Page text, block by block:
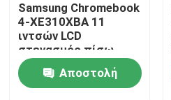
Σπίτι
Samsung Chromebook
4-XE310XBA 11
ιντσών LCD
στεγασμός πίσω
κάλυψη Σκοτεινό
γκρι BA98-01974B
Αποστολή